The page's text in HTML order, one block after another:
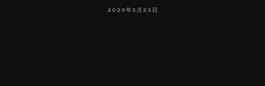
2020年3月23日